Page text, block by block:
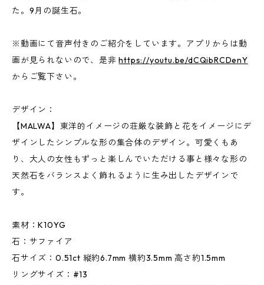
た。9月の誕生石。
※動画にて音声付きのご紹介をしています。アプリからは動
画が見られないので、是非https://youtu.be/dCQibRCDenY
からご覧下さい。
デザイン：
【MALWA】東洋的イメージの荘厳な装飾と花をイメージにデ
ザインしたシンプルな形の集合体のデザイン。可愛くもあ
り、大人の女性もずっと楽しんでいただける事と様々な形の
天然石をバランスよく飾れるように生み出したデザインで
す。
素材：K10YG
石：サファイア
石サイズ：0.51ct 縦約6.7mm 横約3.5mm 高さ約1.5mm
リングサイズ：#13